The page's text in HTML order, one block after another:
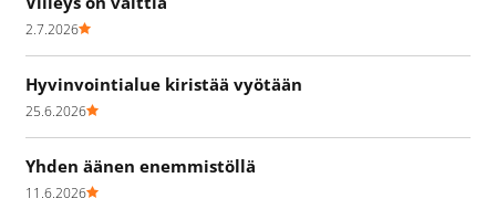
2.7.2026
Hyvinvointialue kiristää vyötään
25.6.2026
Yhden äänen enemmistöllä
11.6.2026